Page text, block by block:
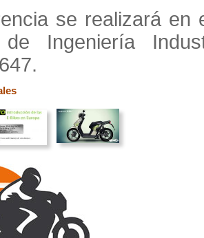
se realizará en
de Ingeniería